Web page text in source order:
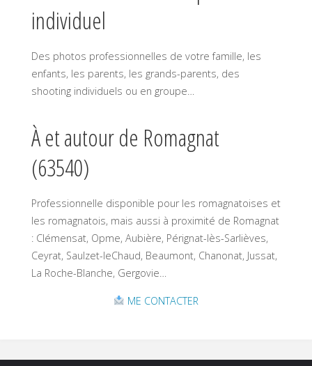
individuel
Des photos professionnelles de votre famille, les
enfants, les parents, les grands-parents, des
shooting individuels ou en groupe…
À et autour de Romagnat
(63540)
Professionnelle disponible pour les romagnatoises et
les romagnatois, mais aussi à proximité de Romagnat
: Clémensat, Opme, Aubière, Pérignat-lès-Sarlièves,
Ceyrat, Saulzet-leChaud, Beaumont, Chanonat, Jussat,
La Roche-Blanche, Gergovie…
ME CONTACTER